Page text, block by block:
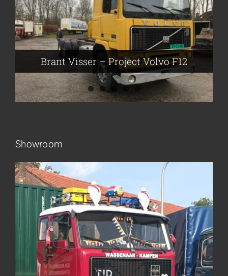
Brant Visser – Project Volvo F12
Flikkema – Spijk
Brant Visser – Project Volvo F88
Auke van der Kooi – Projekt Scania
John Moesker – Project Bedford
Showroom
Frieling Koos – Klazienaveen
Leeuwen van Joop – Leek